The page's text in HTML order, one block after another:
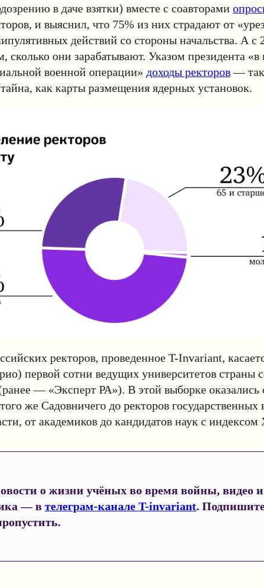
в даче взятки) вместе с соавторами
и выяснил, что 75% из них страдают от
действий со стороны начальства. А с
сколько они зарабатывают. Указом президента «в
военной операции» доходы ректоров—
тайна, как карты размещения ядерных установок.
ректоров, проведенное T-Invariant,
первой сотни ведущих университетов страны
— «Эксперт РА»). В этой выборке оказались
же Садовничего до ректоров государственных
от академиков до кандидатов наук с
о жизни учёных во время войны, видео и
— в телеграм-канале T-invariant.